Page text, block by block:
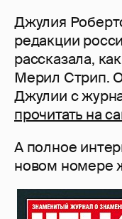
Джулия
редакции
рассказала,
Мерил Стрип.
Джулии с
прочитать на
А полное
новом номере